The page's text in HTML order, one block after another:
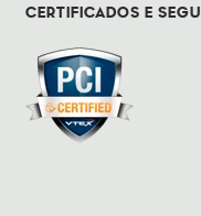
CERTIFICADOS E